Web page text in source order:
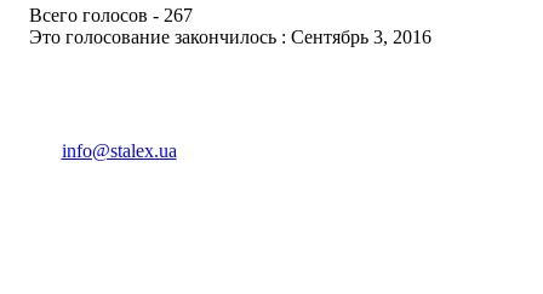
Всего голосов - 267
Это голосование закончилось : Сентябрь 3, 2016
info@stalex.ua